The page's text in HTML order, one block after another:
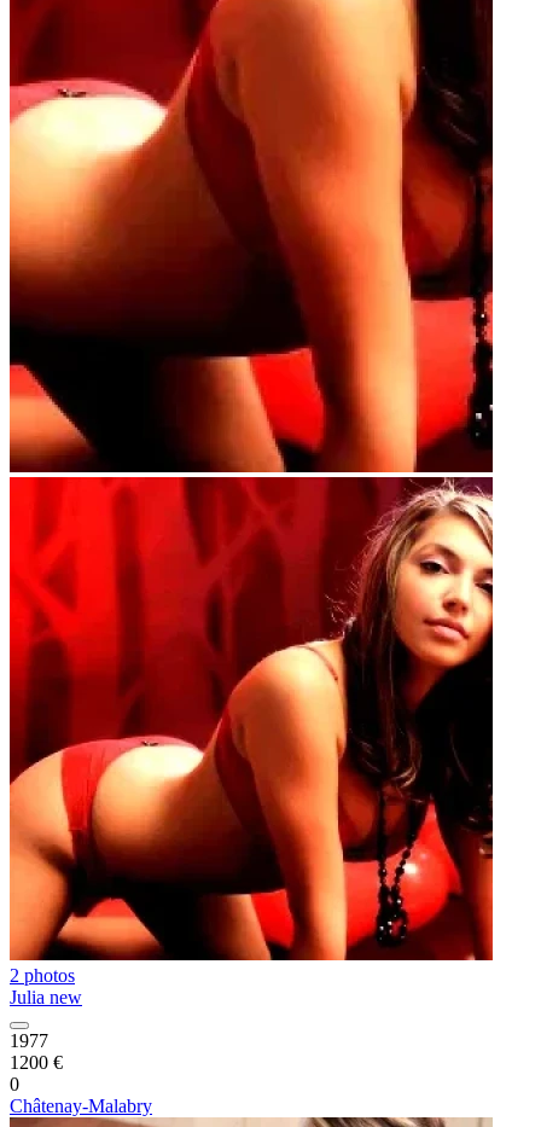
2 photos
Julia new
1977
1200 €
0
Châtenay-Malabry